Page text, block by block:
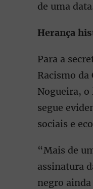
de uma
Herança
Para a
Racismo da
Nogueira, o
segue
sociais e
“Mais de
assinatura
negro